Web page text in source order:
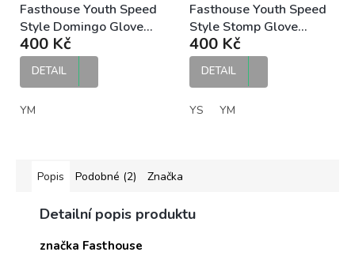
Fasthouse Youth Speed
Style Domingo Glove
Black Moss dětské MX
rukavice
400 Kč
DETAIL
YM
Fasthouse Youth Speed
Style Stomp Glove
Cream dětské MTB/DH
rukavice
400 Kč
DETAIL
YS YM
Popis Podobné (2) Značka
Detailní popis produktu
značka Fasthouse